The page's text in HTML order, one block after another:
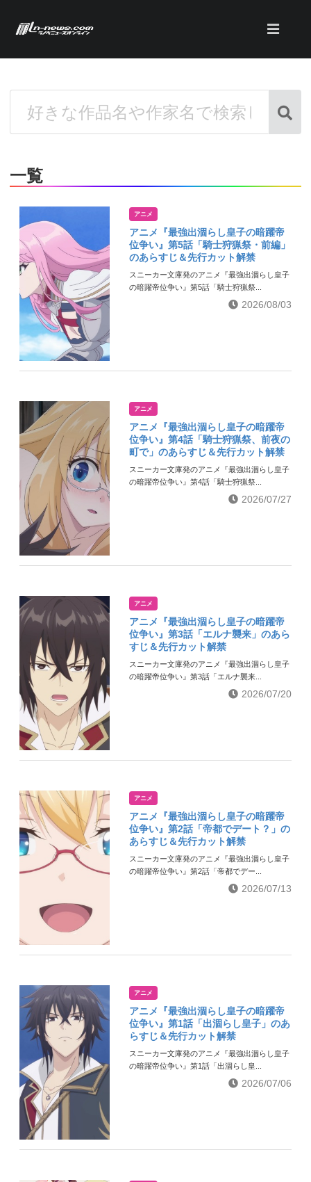
一覧
アニメ
アニメ『最強出涸らし皇子の暗躍帝
位争い』第5話「騎士狩猟祭・前編」
のあらすじ＆先行カット解禁
スニーカー文庫発のアニメ『最強出涸らし皇子
の暗躍帝位争い』第5話「騎士狩猟祭...
2026/08/03
アニメ
アニメ『最強出涸らし皇子の暗躍帝
位争い』第4話「騎士狩猟祭、前夜の
町で」のあらすじ＆先行カット解禁
スニーカー文庫発のアニメ『最強出涸らし皇子
の暗躍帝位争い』第4話「騎士狩猟祭...
2026/07/27
アニメ
アニメ『最強出涸らし皇子の暗躍帝
位争い』第3話「エルナ襲来」のあら
すじ＆先行カット解禁
スニーカー文庫発のアニメ『最強出涸らし皇子
の暗躍帝位争い』第3話「エルナ襲来...
2026/07/20
アニメ
アニメ『最強出涸らし皇子の暗躍帝
位争い』第2話「帝都でデート？」の
あらすじ＆先行カット解禁
スニーカー文庫発のアニメ『最強出涸らし皇子
の暗躍帝位争い』第2話「帝都でデー...
2026/07/13
アニメ
アニメ『最強出涸らし皇子の暗躍帝
位争い』第1話「出涸らし皇子」のあ
らすじ＆先行カット解禁
スニーカー文庫発のアニメ『最強出涸らし皇子
の暗躍帝位争い』第1話「出涸らし皇...
2026/07/06